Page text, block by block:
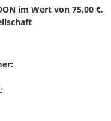
im Wert von 75,00 €,